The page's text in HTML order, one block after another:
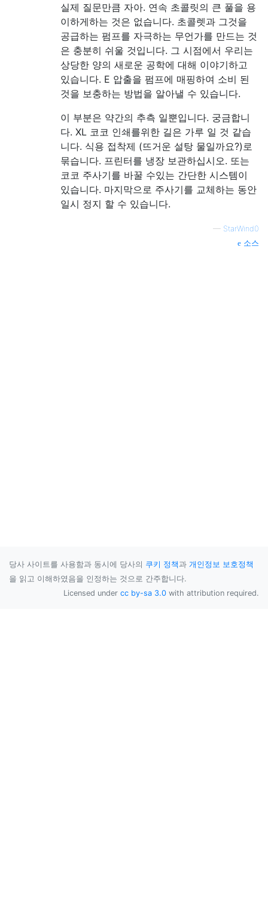
실제 질문만큼 자아. 연속 초콜릿의 큰 풀을 용
이하게하는 것은 없습니다. 초콜렛과 그것을
공급하는 펌프를 자극하는 무언가를 만드는 것
은 충분히 쉬울 것입니다. 그 시점에서 우리는
상당한 양의 새로운 공학에 대해 이야기하고
있습니다. E 압출을 펌프에 매핑하여 소비 된
것을 보충하는 방법을 알아낼 수 있습니다.
이 부분은 약간의 추측 일뿐입니다. 궁금합니
다. XL 코코 인쇄를위한 길은 가루 일 것 같습
니다. 식용 접착제 (뜨거운 설탕 물일까요?)로
묶습니다. 프린터를 냉장 보관하십시오. 또는
코코 주사기를 바꿀 수있는 간단한 시스템이
있습니다. 마지막으로 주사기를 교체하는 동안
일시 정지 할 수 있습니다.
— StarWind0
소스
당사 사이트를 사용함과 동시에 당사의 쿠키 정책과 개인정보 보호정책
을 읽고 이해하였음을 인정하는 것으로 간주합니다.
Licensed under cc by-sa 3.0 with attribution required.